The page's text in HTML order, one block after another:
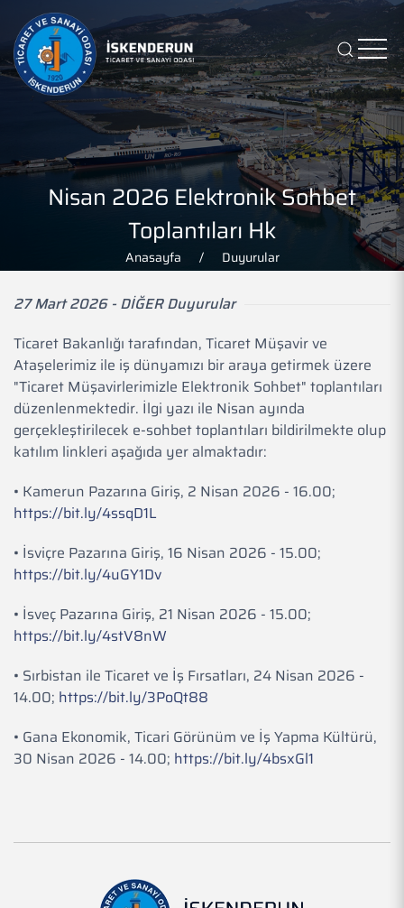
Nisan 2026 Elektronik Sohbet
Toplantıları Hk
Anasayfa Duyurular
27 Mart 2026 - DİĞER Duyurular
Ticaret Bakanlığı tarafından, Ticaret Müşavir ve
Ataşelerimiz ile iş dünyamızı bir araya getirmek üzere
"Ticaret Müşavirlerimizle Elektronik Sohbet" toplantıları
düzenlenmektedir. İlgi yazı ile Nisan ayında
gerçekleştirilecek e-sohbet toplantıları bildirilmekte olup
katılım linkleri aşağıda yer almaktadır:
• Kamerun Pazarına Giriş, 2 Nisan 2026 - 16.00;
https://bit.ly/4ssqD1L
• İsviçre Pazarına Giriş, 16 Nisan 2026 - 15.00;
https://bit.ly/4uGY1Dv
• İsveç Pazarına Giriş, 21 Nisan 2026 - 15.00;
https://bit.ly/4stV8nW
• Sırbistan ile Ticaret ve İş Fırsatları, 24 Nisan 2026 -
14.00; https://bit.ly/3PoQt88
• Gana Ekonomik, Ticari Görünüm ve İş Yapma Kültürü,
30 Nisan 2026 - 14.00; https://bit.ly/4bsxGl1